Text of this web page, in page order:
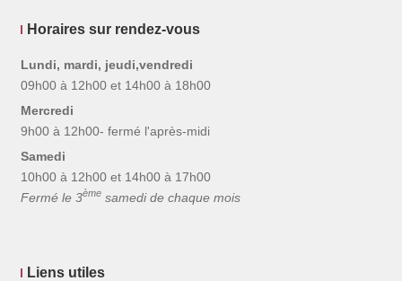
Horaires sur rendez-vous
Lundi, mardi, jeudi,vendredi
09h00 à 12h00 et 14h00 à 18h00
Mercredi
9h00 à 12h00- fermé l'après-midi
Samedi
10h00 à 12h00 et 14h00 à 17h00
Fermé le 3èmesamedi de chaque mois
Liens utiles